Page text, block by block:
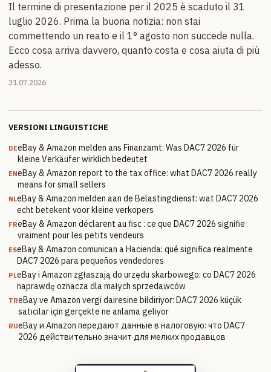
Il termine di presentazione per il 2025 è scaduto il 31
luglio 2026. Prima la buona notizia: non stai
commettendo un reato e il 1° agosto non succede nulla.
Ecco cosa arriva davvero, quanto costa e cosa aiuta di più
adesso.
31.07.2026
VERSIONI LINGUISTICHE
DEeBay & Amazon melden ans Finanzamt: Was DAC7 2026 für
kleine Verkäufer wirklich bedeutet
ENeBay & Amazon report to the tax office: what DAC7 2026 really
means for small sellers
NLeBay & Amazon melden aan de Belastingdienst: wat DAC7 2026
echt betekent voor kleine verkopers
FReBay & Amazon déclarent au fisc : ce que DAC7 2026 signifie
vraiment pour les petits vendeurs
ESeBay & Amazon comunican a Hacienda: qué significa realmente
DAC7 2026 para pequeños vendedores
PLeBay i Amazon zgłaszają do urzędu skarbowego: co DAC7 2026
naprawdę oznacza dla małych sprzedawców
TReBay ve Amazon vergi dairesine bildiriyor: DAC7 2026 küçük
satıcılar için gerçekte ne anlama geliyor
RUeBay и Amazon передают данные в налоговую: что DAC7
2026 действительно значит для мелких продавцов